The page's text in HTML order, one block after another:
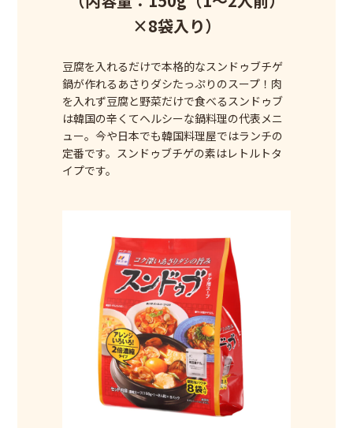
×8袋入り）
豆腐を入れるだけで本格的なスンドゥブチゲ
鍋が作れるあさりダシたっぷりのスープ！肉
を入れず豆腐と野菜だけで食べるスンドゥブ
は韓国の辛くてヘルシーな鍋料理の代表メニ
ュー。今や日本でも韓国料理屋ではランチの
定番です。スンドゥブチゲの素はレトルトタ
イプです。